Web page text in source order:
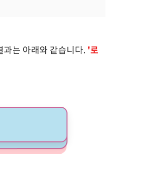
과는 아래와 같습니다. '로